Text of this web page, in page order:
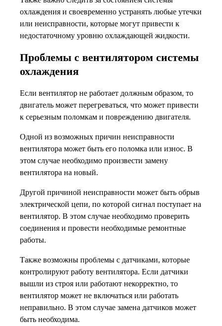
охлаждения и своевременно устранять любые утечки
или неисправности, которые могут привести к
недостаточному уровню охлаждающей жидкости.
Проблемы с вентилятором системы
охлаждения
Если вентилятор не работает должным образом, то
двигатель может перегреваться, что может привести
к серьезным поломкам и повреждению двигателя.
Одной из возможных причин неисправности
вентилятора может быть его поломка или износ. В
этом случае необходимо произвести замену
вентилятора на новый.
Другой причиной неисправности может быть обрыв
электрической цепи, по которой сигнал поступает на
вентилятор. В этом случае необходимо проверить
соединения и провести необходимые ремонтные
работы.
Также возможны проблемы с датчиками, которые
контролируют работу вентилятора. Если датчики
вышли из строя или работают некорректно, то
вентилятор может не включаться или работать
неправильно. В этом случае замена датчиков может
быть необходима.